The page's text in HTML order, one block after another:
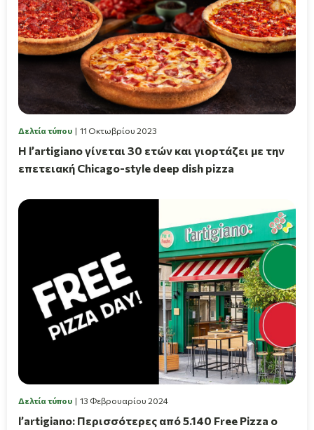
Δελτία τύπου 11 Οκτωβρίου 2023
Η l’artigiano γίνεται 30 ετών και γιορτάζει με την
επετειακή Chicago-style deep dish pizza
Δελτία τύπου 13 Φεβρουαρίου 2024
l’artigiano: Περισσότερες από 5.140 Free Pizza ο